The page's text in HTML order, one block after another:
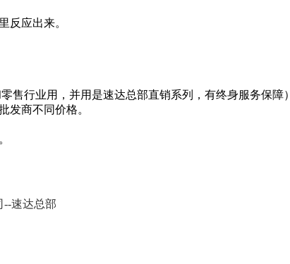
反应出来。
售行业用，并用是速达总部直销系列，有终身服务保障）
发商不同价格。
--速达总部